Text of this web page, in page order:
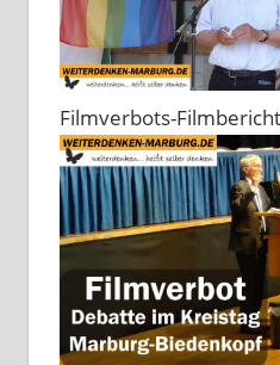
Filmverbots-